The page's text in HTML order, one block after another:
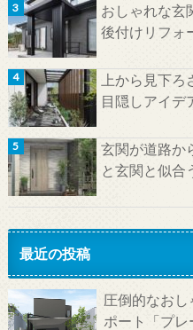
おしゃれな玄
後付けリフォ
上から見下
目隠しアイデ
玄関が道路か
と玄関と似合
最近の投稿
圧倒的なお
ポート「プ